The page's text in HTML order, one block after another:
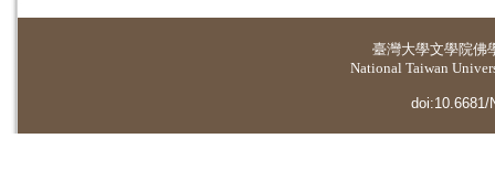
臺灣大學文學院佛
National Taiwan
doi:10.6681/